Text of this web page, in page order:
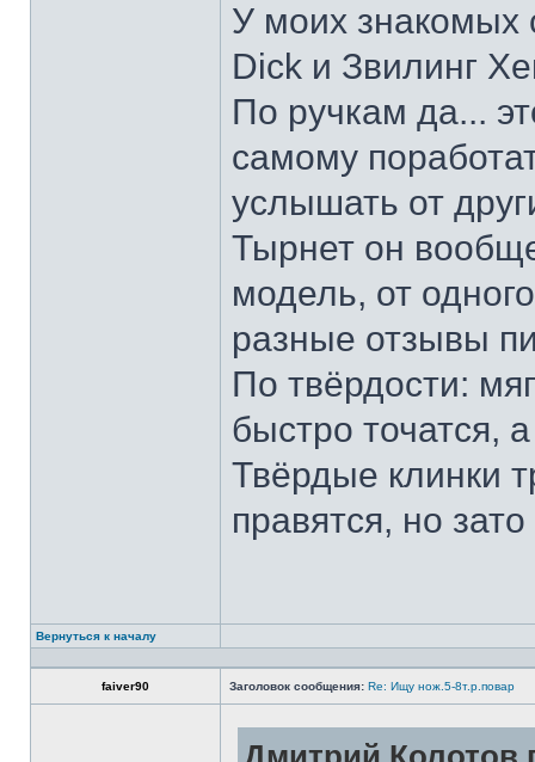
У моих знакомых
Dick и Звилинг
По ручкам да...
самому
услышать от
Тырнет он
модель, от
разные отзывы
По твёрдости:
быстро точатся,
Твёрдые клинки
правятся, но
Вернуться к началу
faiver90 Заголовок сообщения: Re: Ищу нож.5-8т.р.повар